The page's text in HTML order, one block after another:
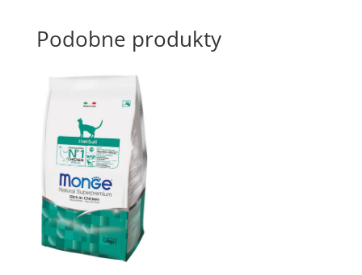
Podobne produkty